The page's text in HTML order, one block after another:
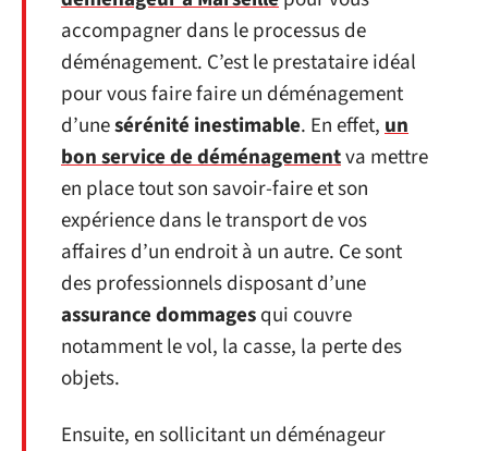
accompagner dans le processus de
déménagement. C’est le prestataire idéal
pour vous faire faire un déménagement
d’unesérénité inestimable. En effet,un
bon service de déménagementva mettre
en place tout son savoir-faire et son
expérience dans le transport de vos
affaires d’un endroit à un autre. Ce sont
des professionnels disposant d’une
assurance dommagesqui couvre
notamment le vol, la casse, la perte des
objets.
Ensuite, en sollicitant un déménageur